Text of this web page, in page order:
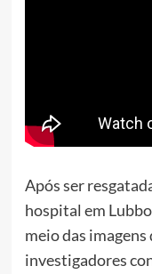
Após ser
hospital em
meio das imagens
investigadores